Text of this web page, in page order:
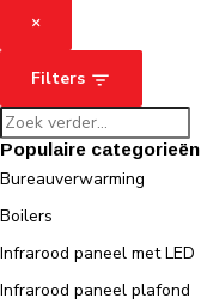
×
Filters
Populaire categorieën
Bureauverwarming
Boilers
Infrarood paneel met LED
Infrarood paneel plafond